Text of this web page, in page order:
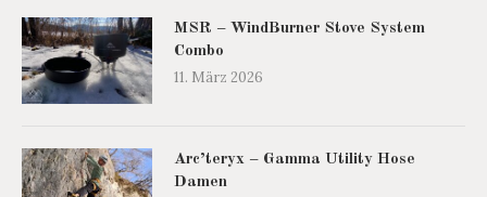
MSR – WindBurner Stove System
Combo
11. März 2026
Arc’teryx – Gamma Utility Hose
Damen